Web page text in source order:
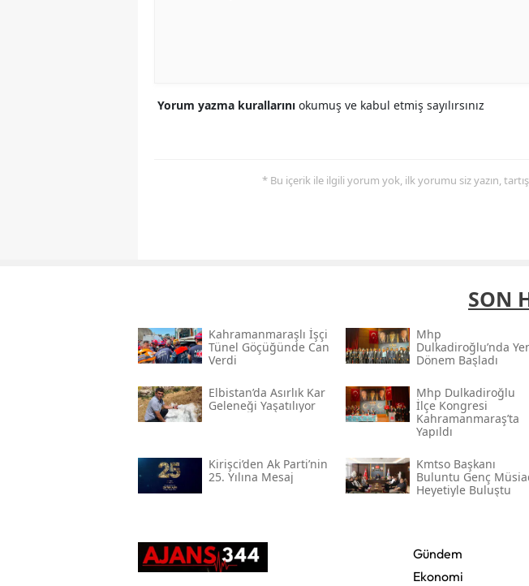
Yorum yazma kurallarını okumuş ve kabul etmiş sayılırsınız
* Bu içerik ile ilgili yorum yok, ilk yorumu siz yazın,
SON
Kahramanmaraşlı İşçi
Tünel Göçüğünde Can
Verdi
Mhp
Dulkadiroğlu’nda
Dönem Başladı
Elbistan’da Asırlık Kar
Geleneği Yaşatılıyor
Mhp Dulkadiroğlu
İlçe Kongresi
Kahramanmaraş’ta
Yapıldı
Kirişci’den Ak Parti’nin
25. Yılına Mesaj
Kmtso Başkanı
Buluntu Genç
Heyetiyle Buluştu
Gündem
Ekonomi